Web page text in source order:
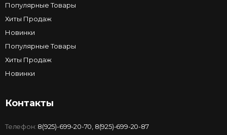
Популярные Товары
Хиты Продаж
Новинки
Популярные Товары
Хиты Продаж
Новинки
Контакты
Телефон: 8(925)-699-20-70 8(925)-699-20-87